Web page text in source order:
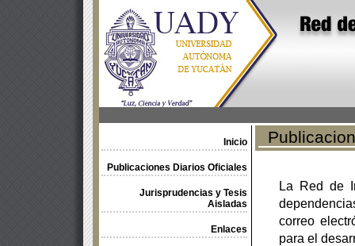
Inicio
Publicaciones Diarios Oficiales
Jurisprudencias y Tesis
Aisladas
Enlaces
La Red de
correo
para el